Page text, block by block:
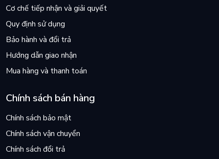
Cơ chế tiếp nhận và giải quyết
Quy định sử dụng
Bảo hành và đổi trả
Hướng dẫn giao nhận
Mua hàng và thanh toán
Chính sách bán hàng
Chính sách bảo mật
Chính sách vận chuyển
Chính sách đổi trả